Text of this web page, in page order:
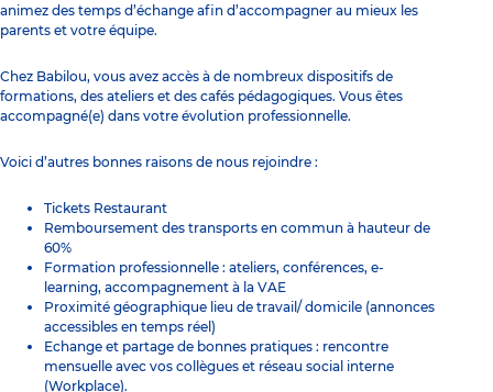
animez des temps d’échange afin d’accompagner au mieux les
parents et votre équipe.
Chez Babilou, vous avez accès à de nombreux dispositifs de
formations, des ateliers et des cafés pédagogiques. Vous êtes
accompagné(e) dans votre évolution professionnelle.
Voici d’autres bonnes raisons de nous rejoindre :
Tickets Restaurant
Remboursement des transports en commun à hauteur de
60%
Formation professionnelle : ateliers, conférences, e-
learning, accompagnement à la VAE
Proximité géographique lieu de travail/ domicile (annonces
accessibles en temps réel)
Echange et partage de bonnes pratiques : rencontre
mensuelle avec vos collègues et réseau social interne
(Workplace).